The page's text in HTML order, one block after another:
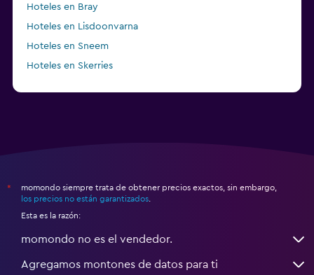
Hoteles en Bray
Hoteles en Lisdoonvarna
Hoteles en Sneem
Hoteles en Skerries
*
momondo siempre trata de obtener precios exactos, sin embargo,
los precios no están garantizados
Esta es la razón:
momondo no es el vendedor.
Agregamos montones de datos para ti